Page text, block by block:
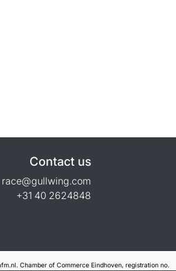
Contact us
race@gullwing.com
+31 40 2624848
Chamber of Commerce Eindhoven, registration no.